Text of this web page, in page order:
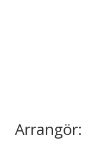
Arrangör: